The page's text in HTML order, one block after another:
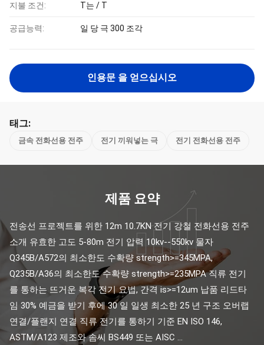
지불 조건: T는 / T
공급능력: 일 당 극 300 조각
인용문 을 얻으십시오
태그:
금속 전화선용 전주 전기 끼워넣는 극 전기 전화선용 전주
제품 요약
전송선 프로젝트를 위한 12m 10.7KN 전기 강철 전화선용 전주
소개 유효한 고도 5-80m 전기 압력 10kv--550kv 물자
Q345B/A572의 최소한도 수확량 strength>=345MPA,
Q235B/A36의 최소한도 수확량 strength>=235MPA 직류 전기
를 통하는 뜨거운 복각 전기 요법, 간격 is>=12um 납품 리드타
임 30% 예금을 받기 후에 30 일 일생 최소한 25 년 구조 오버랩
연결/플랜지 연결 직류 전기를 통하기 기준 EN ISO 146,
ASTM/A123 제조와 솜씨 BS449 또는 AISC ...